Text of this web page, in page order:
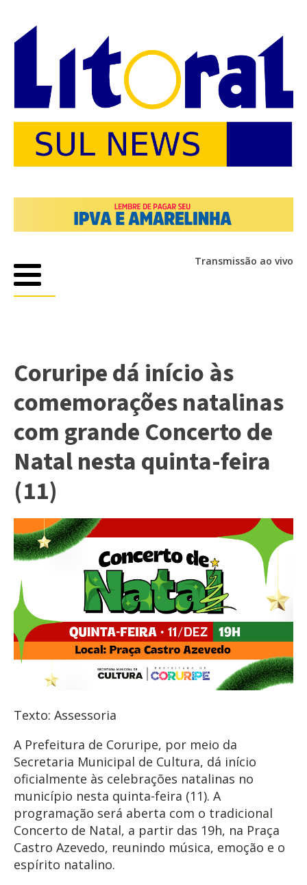
Transmissão ao vivo
Coruripe dá início às
comemorações natalinas
com grande Concerto de
Natal nesta quinta-feira
(11)
Texto: Assessoria
A Prefeitura de Coruripe, por meio da
Secretaria Municipal de Cultura, dá início
oficialmente às celebrações natalinas no
município nesta quinta-feira (11). A
programação será aberta com o tradicional
Concerto de Natal, a partir das 19h, na Praça
Castro Azevedo, reunindo música, emoção e o
espírito natalino.